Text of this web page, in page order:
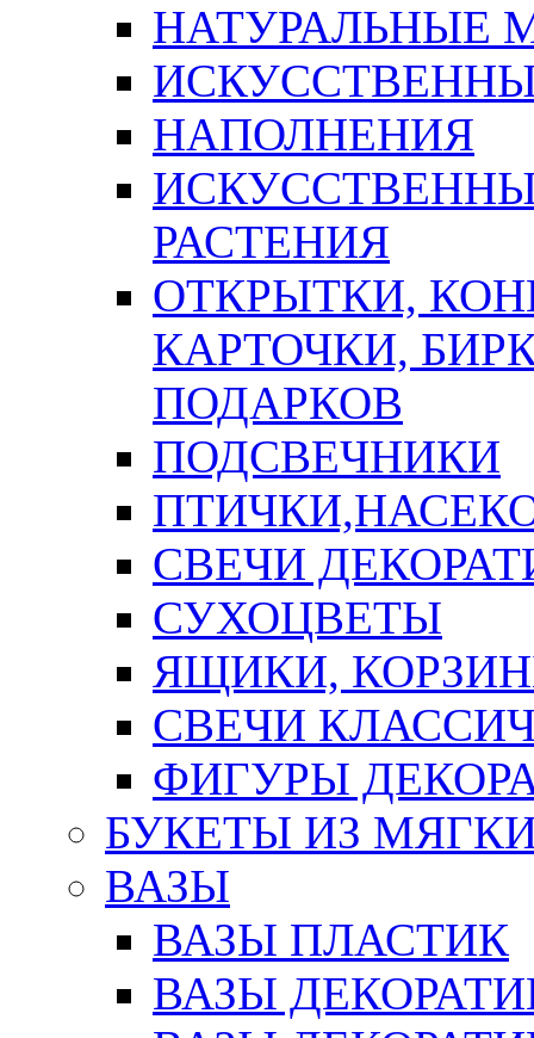
НАТУРАЛЬНЫЕ
НАПОЛНЕНИЯ
РАСТЕНИЯ
ОТКРЫТКИ,
КАРТОЧКИ,
ПОДАРКОВ
ПОДСВЕЧНИКИ
СВЕЧИ
СУХОЦВЕТЫ
ЯЩИКИ,
СВЕЧИ
ФИГУРЫ
БУКЕТЫ ИЗ
ВАЗЫ
ВАЗЫ ПЛАСТИК
ВАЗЫ